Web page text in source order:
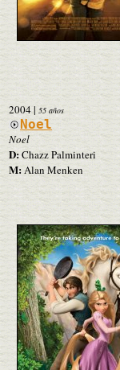
2004| 55 años
Noel
Noel
D:Chazz Palminteri
M: Alan Menken